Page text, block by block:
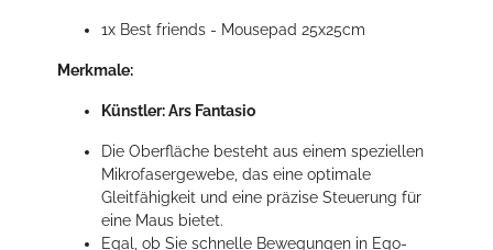
1x Best friends - Mousepad 25x25cm
Merkmale:
Künstler: Ars Fantasio
Die Oberfläche besteht aus einem speziellen
Mikrofasergewebe, das eine optimale
Gleitfähigkeit und eine präzise Steuerung für
eine Maus bietet.
Egal, ob Sie schnelle Bewegungen in Ego-